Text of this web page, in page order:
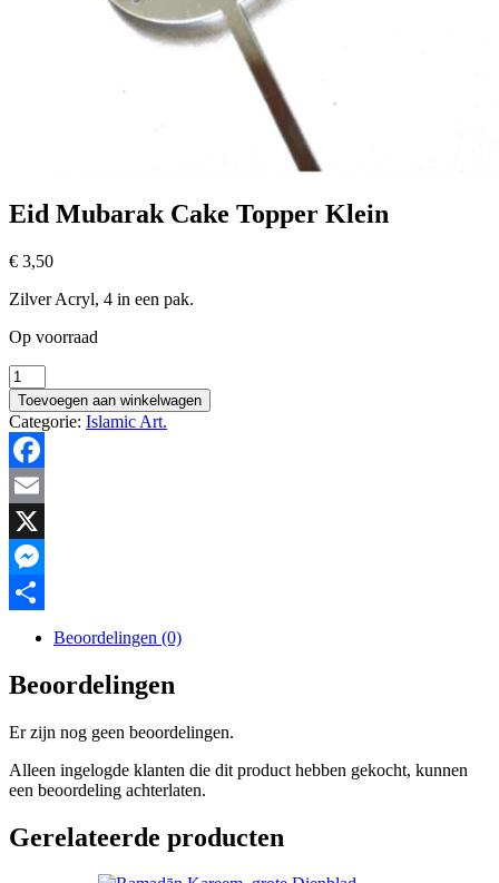
Eid Mubarak Cake Topper Klein
€ 3,50
Zilver Acryl, 4 in een pak.
Op voorraad
Eid
Mubarak
Cake
Topper
Klein
hoeveelheid
Toevoegen aan winkelwagen
Categorie: Islamic Art.
Facebook
Email
X
Messenger
Beoordelingen (0)
Beoordelingen
Er zijn nog geen beoordelingen.
Alleen ingelogde klanten die dit product hebben gekocht, kunnen
een beoordeling achterlaten.
Gerelateerde producten